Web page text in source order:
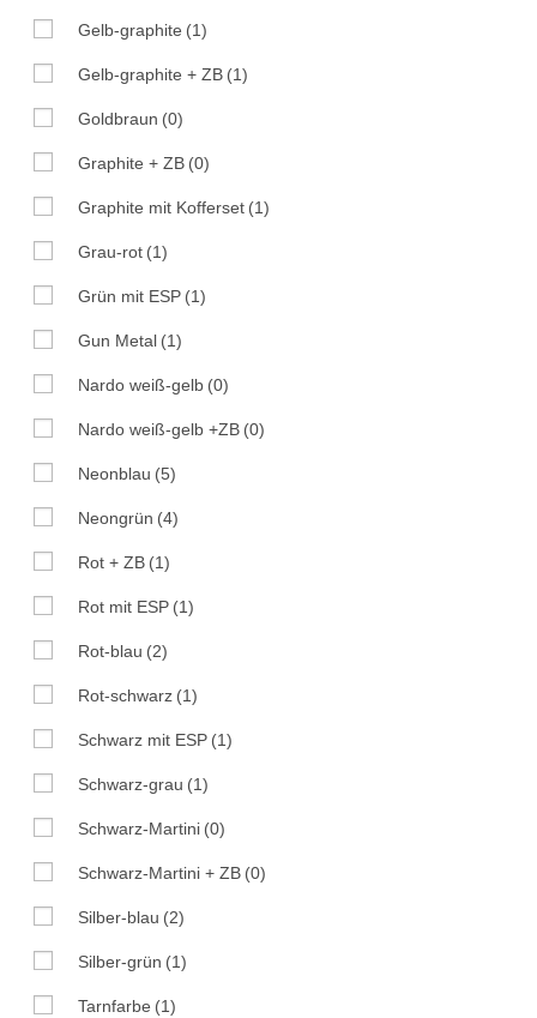
Gelb-graphite (1)
Gelb-graphite + ZB (1)
Goldbraun (0)
Graphite + ZB (0)
Graphite mit Kofferset (1)
Grau-rot (1)
Grün mit ESP (1)
Gun Metal (1)
Nardo weiß-gelb (0)
Nardo weiß-gelb +ZB (0)
Neonblau (5)
Neongrün (4)
Rot + ZB (1)
Rot mit ESP (1)
Rot-blau (2)
Rot-schwarz (1)
Schwarz mit ESP (1)
Schwarz-grau (1)
Schwarz-Martini (0)
Schwarz-Martini + ZB (0)
Silber-blau (2)
Silber-grün (1)
Tarnfarbe (1)